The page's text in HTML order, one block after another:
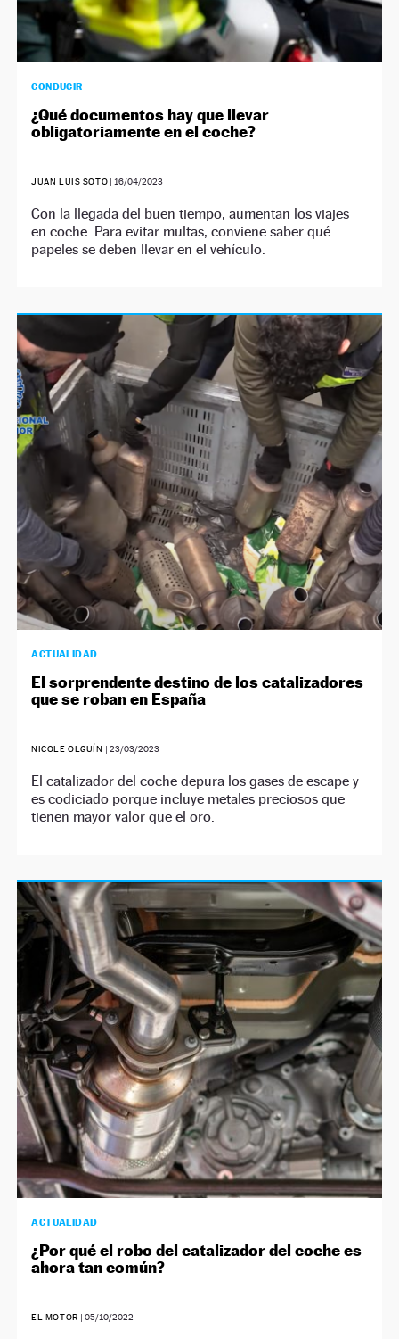
CONDUCIR
¿Qué documentos hay que llevar
obligatoriamente en el coche?
JUAN LUIS SOTO | 16/04/2023
Con la llegada del buen tiempo, aumentan los viajes
en coche. Para evitar multas, conviene saber qué
papeles se deben llevar en el vehículo.
ACTUALIDAD
El sorprendente destino de los catalizadores
que se roban en España
NICOLE OLGUÍN | 23/03/2023
El catalizador del coche depura los gases de escape y
es codiciado porque incluye metales preciosos que
tienen mayor valor que el oro.
ACTUALIDAD
¿Por qué el robo del catalizador del coche es
ahora tan común?
EL MOTOR | 05/10/2022